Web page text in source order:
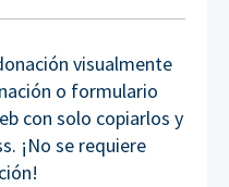
visualmente
o formulario
con solo copiarlos y
¡No se requiere